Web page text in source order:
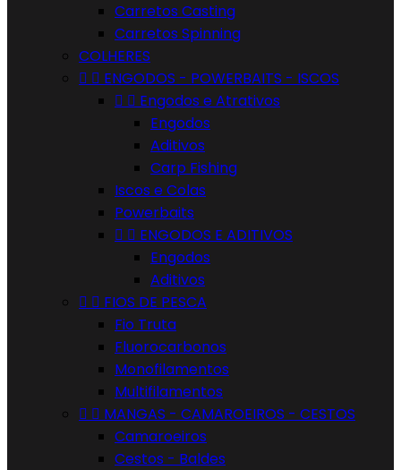
Carretos Casting
Carretos Spinning
COLHERES
  ENGODOS - POWERBAITS - ISCOS
  Engodos e Atrativos
Engodos
Aditivos
Carp Fishing
Iscos e Colas
Powerbaits
  ENGODOS E ADITIVOS
Engodos
Aditivos
  FIOS DE PESCA
Fio Truta
Fluorocarbonos
Monofilamentos
Multifilamentos
  MANGAS - CAMAROEIROS - CESTOS
Camaroeiros
Cestos - Baldes